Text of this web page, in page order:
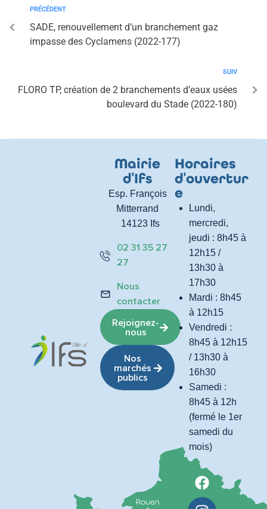
PRÉCÉDENT
SADE, renouvellement d’un branchement gaz
impasse des Cyclamens (2022-177)
SUIV
FLORO TP, création de 2 branchements d’eaux usées
boulevard du Stade (2022-180)
Mairie
d'Ifs
Esp. François
Mitterrand
14123 Ifs
02 31 35 27
27
Nous
contacter
Rejoignez-
nous
Nos
marchés
publics
Horaires
d'ouvertur
e
Lundi,
mercredi,
jeudi : 8h45 à
12h15 /
13h30 à
17h30
Mardi : 8h45
à 12h15
Vendredi :
8h45 à 12h15
/ 13h30 à
16h30
Samedi :
8h45 à 12h
(fermé le 1er
samedi du
mois)